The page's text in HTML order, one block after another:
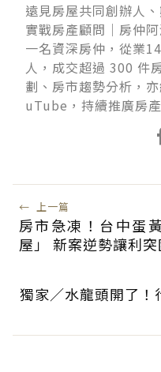
遠見房屋共同創辦人
實戰房產顧問｜房仲
一名資深房仲，從業
人，成交超過 300 件
劃、房市趨勢分析，
uTube，持續推廣房
← 上一篇
房市急凍！台中蛋
屋」 新案逆勢讓利突
獨家／水龍頭開了！